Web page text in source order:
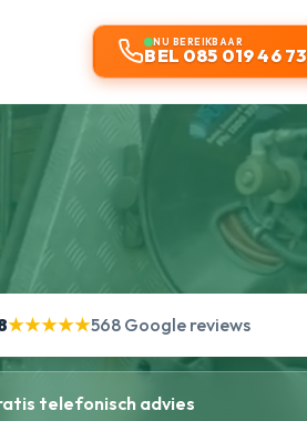
NU BEREIKBAAR
BEL 085 019 46 73
★★★★★568 Google reviews
telefonisch advies